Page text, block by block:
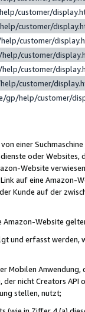
customer/
customer/
customer/
customer/
customer/
customer/
gp/help/customer/
einer
oder Websites,
Website
auf eine
Kunde auf der
Website
und erfasst werden,
Mobilen
nicht Creators
stellen, nutzt;